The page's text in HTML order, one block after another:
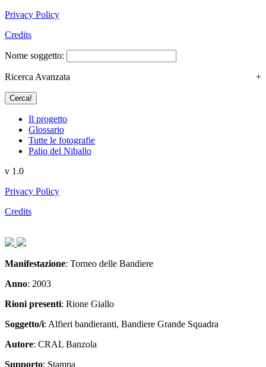
Privacy Policy
Credits
Nome soggetto:
Ricerca Avanzata +
Il progetto
Glossario
Tutte le fotografie
Palio del Niballo
v 1.0
Privacy Policy
Credits
Articolo
Articolo
Manifestazione: Torneo delle Bandiere
Anno: 2003
Rioni presenti: Rione Giallo
Soggetto/i: Alfieri bandieranti, Bandiere Grande Squadra
Autore: CRAL Banzola
Supporto: Stampa